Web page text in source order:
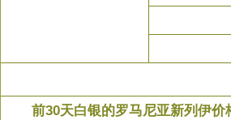
前30天白银的罗马尼亚新列伊价